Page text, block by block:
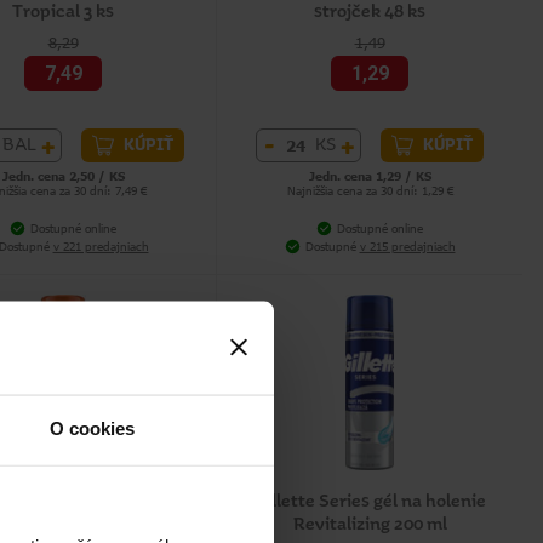
O cookies
Tropical 3 ks
8,29
7,49
BAL + KÚPIŤ
Jedn. cena 2,50 / KS
cena za 30 dní: 7,49 €
Dostupné online
Dostupné v 221 predajniach
strojček 48 ks
1,49
1,29
- KS + KÚPIŤ
Jedn. cena 1,29 / KS
Najnižšia cena za 30 dní: 1,29 €
Dostupné online
Dostupné v 215 predajniach
gél na holenie
Gillette Series gél na holenie
Revitalizing 200 ml